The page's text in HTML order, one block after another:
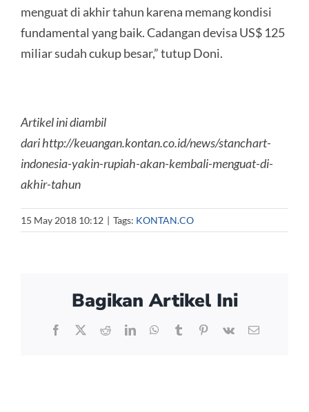
menguat di akhir tahun karena memang kondisi
fundamental yang baik. Cadangan devisa US$ 125
miliar sudah cukup besar,” tutup Doni.
Artikel ini diambil
dari http://keuangan.kontan.co.id/news/stanchart-
indonesia-yakin-rupiah-akan-kembali-menguat-di-
akhir-tahun
15 May 2018 10:12 | Tags: KONTAN.CO
Bagikan Artikel Ini
Facebook
X RedditLinkedInWhatsApp
TumblrPinterest
Vk Email